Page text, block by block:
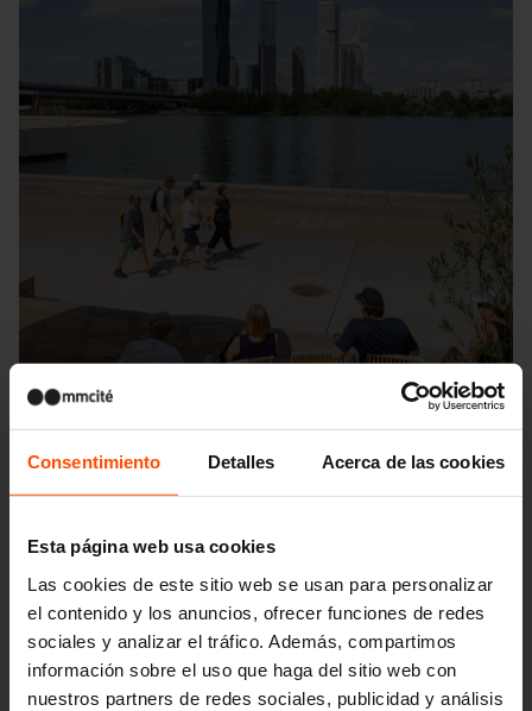
Consentimiento Detalles Acerca de las cookies
Esta página web usa cookies
Las cookies de este sitio web se usan para personalizar
el contenido y los anuncios, ofrecer funciones de redes
sociales y analizar el tráfico. Además, compartimos
información sobre el uso que haga del sitio web con
nuestros partners de redes sociales, publicidad y análisis
Seattle – Popup park